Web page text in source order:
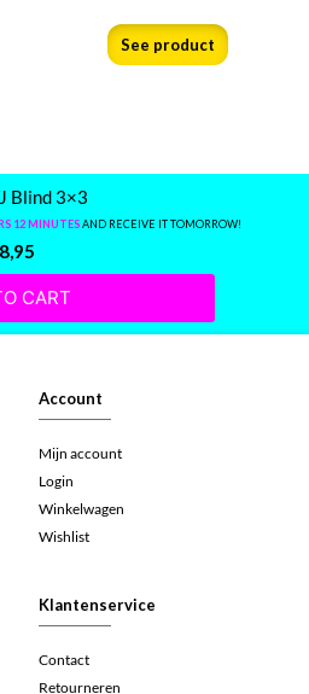
See product
Blind 3×3
12 MINUTESAND RECEIVE IT TOMORROW!
8,95
CART
Account
Mijn account
Login
Winkelwagen
Wishlist
Klantenservice
Contact
Retourneren